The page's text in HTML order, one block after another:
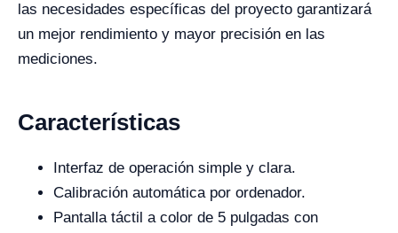
las necesidades específicas del proyecto garantizará
un mejor rendimiento y mayor precisión en las
mediciones.
Características
Interfaz de operación simple y clara.
Calibración automática por ordenador.
Pantalla táctil a color de 5 pulgadas con